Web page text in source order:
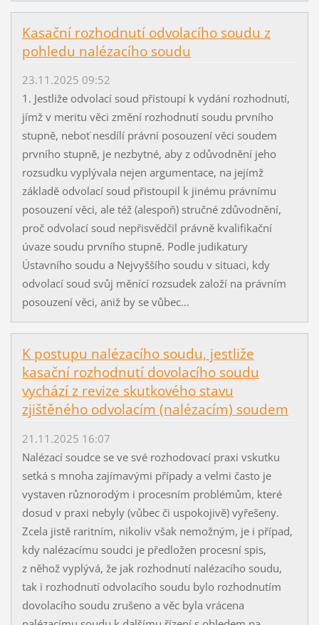
Kasační rozhodnutí odvolacího soudu z
pohledu nalézacího soudu
23.11.2025 09:52
1. Jestliže odvolací soud přistoupí k vydání rozhodnutí,
jímž v meritu věci změní rozhodnutí soudu prvního
stupně, neboť nesdílí právní posouzení věci soudem
prvního stupně, je nezbytné, aby z odůvodnění jeho
rozsudku vyplývala nejen argumentace, na jejímž
základě odvolací soud přistoupil k jinému právnímu
posouzení věci, ale též (alespoň) stručné zdůvodnění,
proč odvolací soud nepřisvědčil právně kvalifikační
úvaze soudu prvního stupně. Podle judikatury
Ústavního soudu a Nejvyššího soudu v situaci, kdy
odvolací soud svůj měnící rozsudek založí na právním
posouzení věci, aniž by se vůbec...
K postupu nalézacího soudu, jestliže
kasační rozhodnutí dovolacího soudu
vychází z revize skutkového stavu
zjištěného odvolacím (nalézacím) soudem
21.11.2025 16:07
Nalézací soudce se ve své rozhodovací praxi vskutku
setká s mnoha zajímavými případy a velmi často je
vystaven různorodým i procesním problémům, které
dosud v praxi nebyly (vůbec či uspokojivě) vyřešeny.
Zcela jistě raritním, nikoliv však nemožným, je i případ,
kdy nalézacímu soudci je předložen procesní spis,
z něhož vyplývá, že jak rozhodnutí nalézacího soudu,
tak i rozhodnutí odvolacího soudu bylo rozhodnutím
dovolacího soudu zrušeno a věc byla vrácena